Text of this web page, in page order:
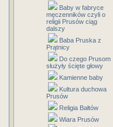
Baby w fabryce
męczenników czyli o
religii Prusów ciąg
dalszy
Baba Pruska z
Prątnicy
Do czego Prusom
służyły ścięte głowy
Kamienne baby
Kultura duchowa
Prusów
Religia Bałtów
Wiara Prusów